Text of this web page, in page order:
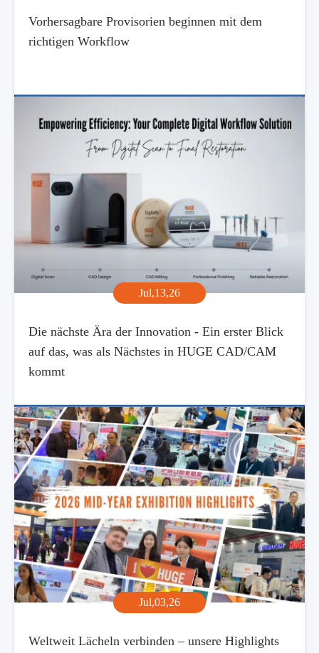
Vorhersagbare Provisorien beginnen mit dem
richtigen Workflow
Jul,13,26
Die nächste Ära der Innovation - Ein erster Blick
auf das, was als Nächstes in HUGE CAD/CAM
kommt
Jul,03,26
Weltweit Lächeln verbinden – unsere Highlights